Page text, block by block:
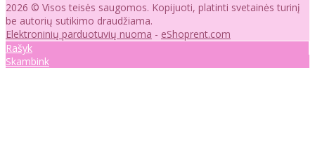
2026 © Visos teisės saugomos. Kopijuoti, platinti svetainės turinį
be autorių sutikimo draudžiama.
Elektroninių parduotuvių nuoma - eShoprent.com
Rašyk
Skambink